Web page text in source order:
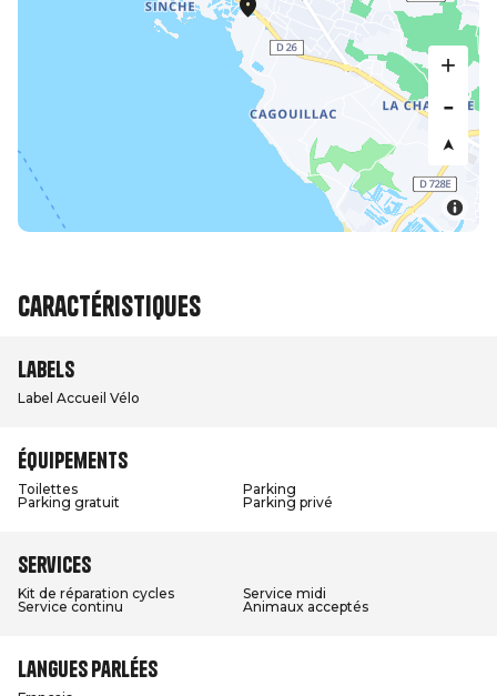
Caractéristiques
Labels
Label Accueil Vélo
Équipements
Toilettes
Parking
Parking gratuit
Parking privé
Services
Kit de réparation cycles
Service midi
Service continu
Animaux acceptés
Langues parlées